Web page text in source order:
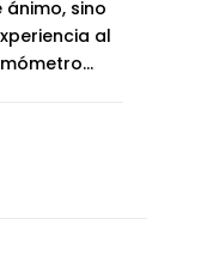
sino
al